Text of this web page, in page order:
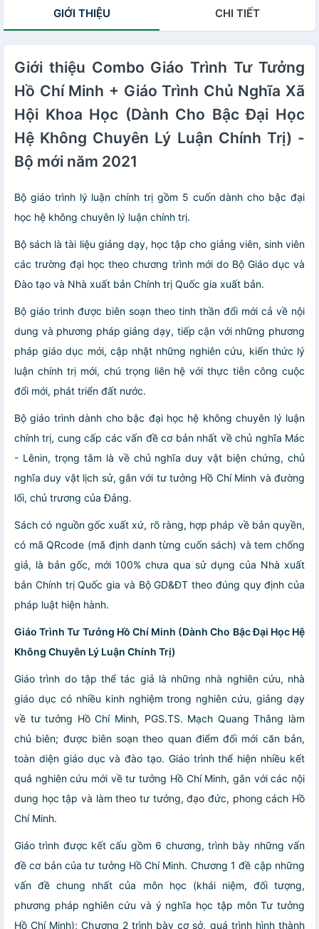
GIỚI THIỆU CHI TIẾT
Giới thiệu Combo Giáo Trình Tư Tưởng
Hồ Chí Minh + Giáo Trình Chủ Nghĩa Xã
Hội Khoa Học (Dành Cho Bậc Đại Học
Hệ Không Chuyên Lý Luận Chính Trị) -
Bộ mới năm 2021
Bộ giáo trình lý luận chính trị gồm 5 cuốn dành cho bậc đại
học hệ không chuyên lý luận chính trị.
Bộ sách là tài liệu giảng dạy, học tập cho giảng viên, sinh viên
các trường đại học theo chương trình mới do Bộ Giáo dục và
Đào tạo và Nhà xuất bản Chính trị Quốc gia xuất bản.
Bộ giáo trình được biên soạn theo tinh thần đổi mới cả về nội
dung và phương pháp giảng dạy, tiếp cận với những phương
pháp giáo dục mới, cập nhật những nghiên cứu, kiến thức lý
luận chính trị mới, chú trọng liên hệ với thực tiễn công cuộc
đổi mới, phát triển đất nước.
Bộ giáo trình dành cho bậc đại học hệ không chuyên lý luận
chính trị, cung cấp các vấn đề cơ bản nhất về chủ nghĩa Mác
- Lênin, trọng tâm là về chủ nghĩa duy vật biện chứng, chủ
nghĩa duy vật lịch sử, gắn với tư tưởng Hồ Chí Minh và đường
lối, chủ trương của Đảng.
Sách có nguồn gốc xuất xứ, rõ ràng, hợp pháp về bản quyền,
có mã QRcode (mã định danh từng cuốn sách) và tem chống
giả, là bản gốc, mới 100% chưa qua sử dụng của Nhà xuất
bản Chính trị Quốc gia và Bộ GD&ĐT theo đúng quy định của
pháp luật hiện hành.
Giáo Trình Tư Tưởng Hồ Chí Minh (Dành Cho Bậc Đại Học Hệ
Không Chuyên Lý Luận Chính Trị)
Giáo trình do tập thể tác giả là những nhà nghiên cứu, nhà
giáo dục có nhiều kinh nghiệm trong nghiên cứu, giảng dạy
về tư tưởng Hồ Chí Minh, PGS.TS. Mạch Quang Thắng làm
chủ biên; được biên soạn theo quan điểm đổi mới căn bản,
toàn diện giáo dục và đào tạo. Giáo trình thể hiện nhiều kết
quả nghiên cứu mới về tư tưởng Hồ Chí Minh, gắn với các nội
dung học tập và làm theo tư tưởng, đạo đức, phong cách Hồ
Chí Minh.
Giáo trình được kết cấu gồm 6 chương, trình bày những vấn
đề cơ bản của tư tưởng Hồ Chí Minh. Chương 1 đề cập những
vấn đề chung nhất của môn học (khái niệm, đối tượng,
phương pháp nghiên cứu và ý nghĩa học tập môn Tư tưởng
Hồ Chí Minh); Chương 2 trình bày cơ sở, quá trình hình thành